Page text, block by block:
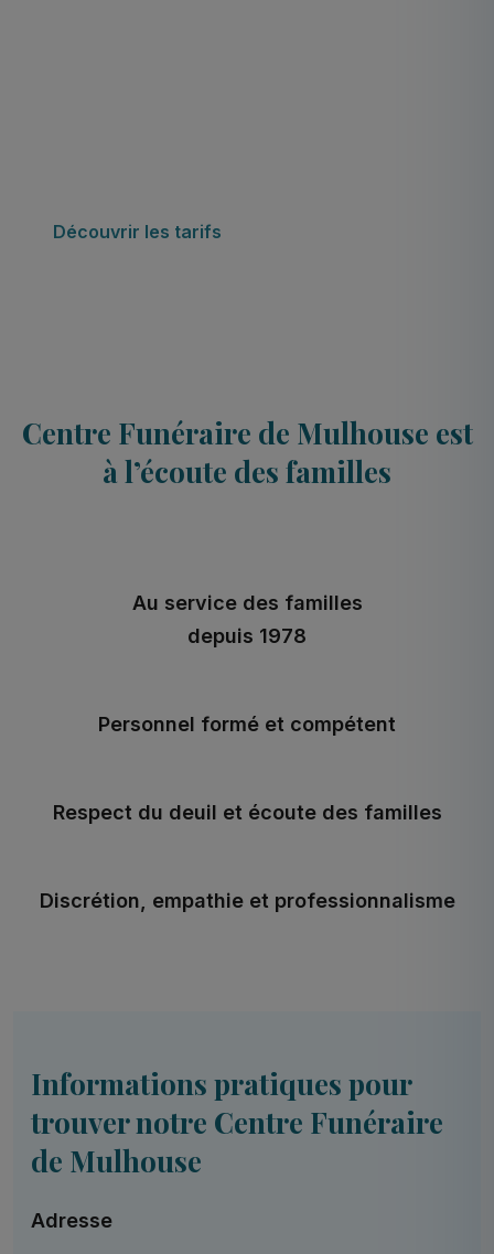
Découvrir les tarifs
Centre Funéraire de Mulhouse est
à l’écoute des familles
Au service des familles
depuis 1978
Personnel formé et compétent
Respect du deuil et écoute des familles
Discrétion, empathie et professionnalisme
Informations pratiques pour
trouver notre Centre Funéraire
de Mulhouse
Adresse